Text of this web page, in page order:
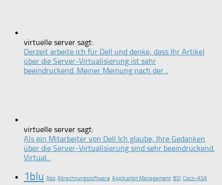
virtuelle server sagt:
Derzeit arbeite ich für Dell und denke, dass Ihr Artikel
über die Server-Virtualisierung ist sehr
beeindruckend. Meiner Meinung nach der...
virtuelle server sagt:
Als ein Mitarbeiter von Dell Ich glaube, Ihre Gedanken
über die Server-Virtualisierung sind sehr beeindruckend.
Virtual...
1blu Abo Abrechnungssoftware Application Management BSI Cisco-ASA